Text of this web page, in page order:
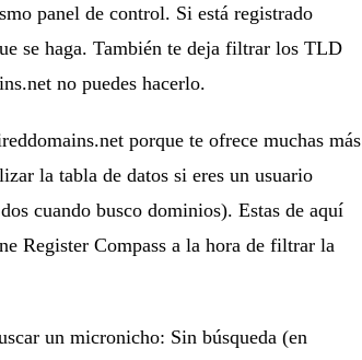
panel de control. Si está registrado
se haga. También te deja filtrar los TLD
no puedes hacerlo.
porque te ofrece muchas más
la tabla de datos si eres un usuario
cuando busco dominios). Estas de aquí
Register Compass a la hora de filtrar la
un micronicho: Sin búsqueda (en